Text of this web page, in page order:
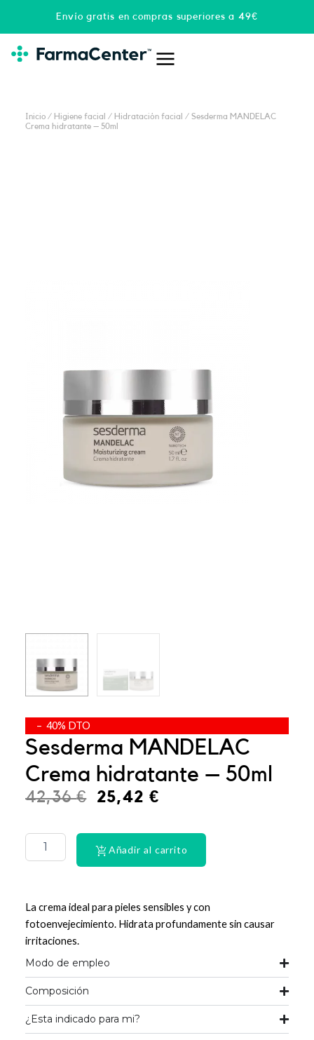
Envío gratis en compras superiores a 49€
Inicio / Higiene facial / Hidratación facial
/ Sesderma MANDELAC
Crema hidratante – 50ml
– 40% DTO
Sesderma MANDELAC
Crema hidratante – 50ml
42,36€
El
original
era:
25,42 €El
actual
es:
ULTRA
HEAT
PLUS
Añadir al carrito
La crema ideal para pieles sensibles y con
fotoenvejecimiento. Hidrata profundamente sin causar
irritaciones.
Modo de empleo
Composición
¿Esta indicado para mi?